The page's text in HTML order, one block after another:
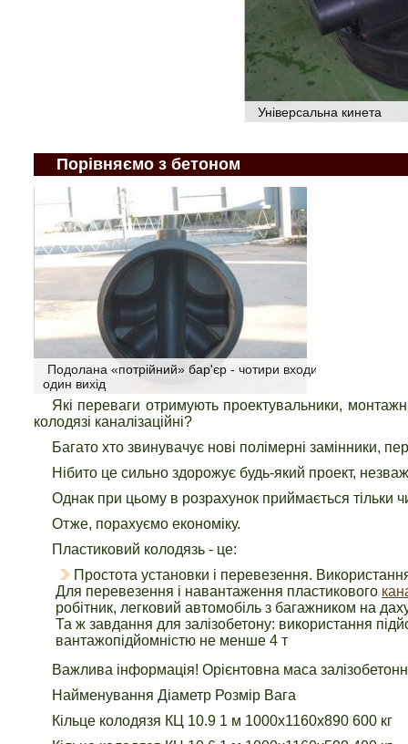
Універсальна кинета
Порівняємо з бетоном
Подолана «потрійний» бар'єр - чотири входи,
один вихід
Які переваги отримують проектувальники,
колодязі каналізаційні?
Багато хто звинувачує нові полімерні замінники,
Нібито це сильно здорожує будь-який проект,
Однак при цьому в розрахунок приймається тільки
Отже, порахуємо економіку.
Пластиковий колодязь - це:
Простота установки і перевезення.
Для перевезення і навантаження пластикового
робітник, легковий автомобіль з багажником на
Та ж завдання для залізобетону: використання
вантажопідйомністю не менше 4 т
Важлива інформація! Орієнтовна маса
Найменування Діаметр Розмір Вага
Кільце колодязя КЦ 10.9 1 м 1000х1160х890 600 кг